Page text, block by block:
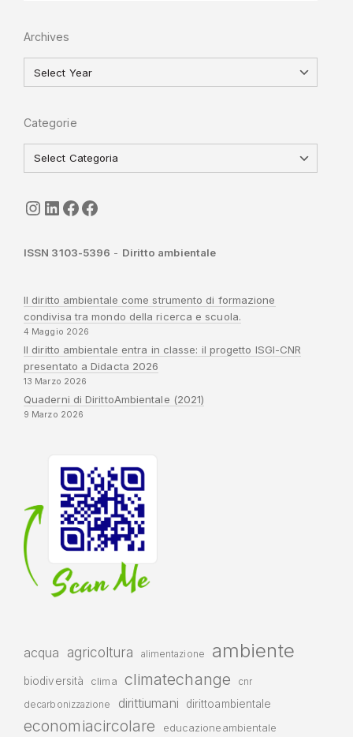
Archives
Categorie
seguici
LinkedIn
ISGI-CNRSapienza
ISSN 3103-5396 - Diritto ambientale
Il diritto ambientale come strumento di formazione
condivisa tra mondo della ricerca e scuola.
4 Maggio 2026
Il diritto ambientale entra in classe: il progetto ISGI-CNR
presentato a Didacta 2026
13 Marzo 2026
Quaderni di DirittoAmbientale (2021)
9 Marzo 2026
acqua agricoltura alimentazione ambiente
biodiversità clima climatechange cnr
decarbonizzazione dirittiumani dirittoambientale
economiacircolare educazioneambientale